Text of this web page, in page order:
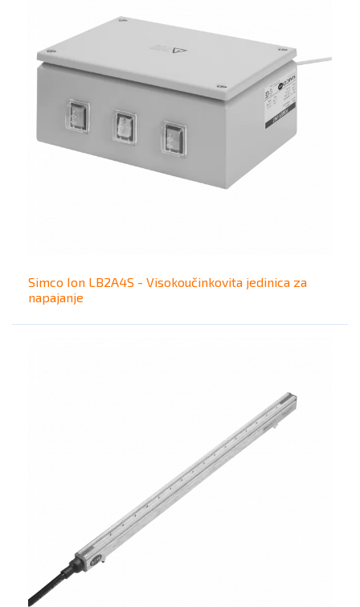
Simco Ion LB2A4S - Visokoučinkovita jedinica za
napajanje